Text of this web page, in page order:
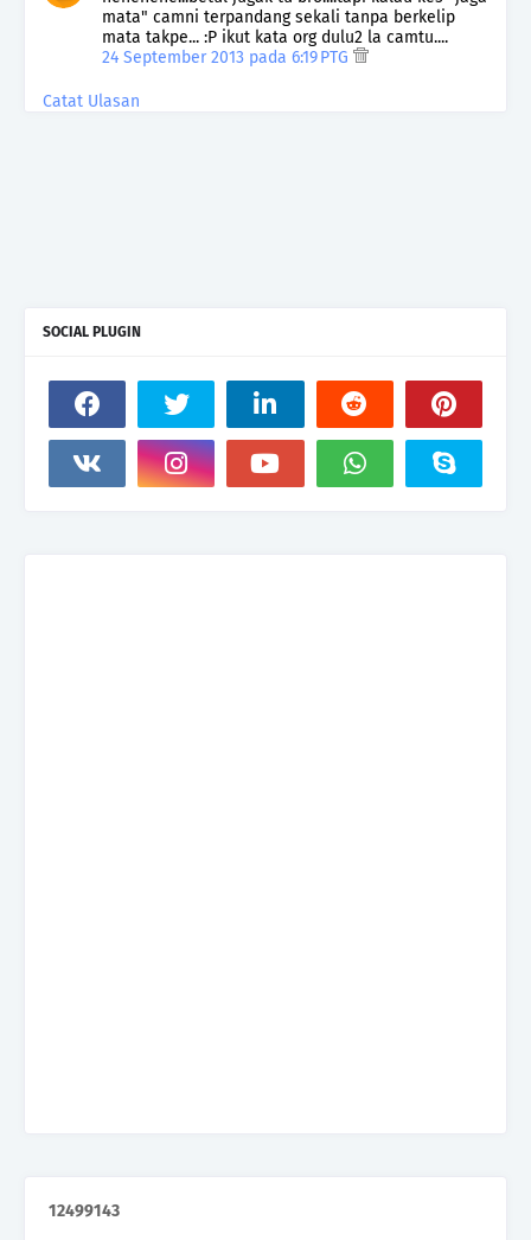
mata" camni terpandang sekali tanpa berkelip
mata takpe... :P ikut kata org dulu2 la camtu....
24 September 2013 pada 6:19 PTG
Catat Ulasan
SOCIAL PLUGIN
12499143